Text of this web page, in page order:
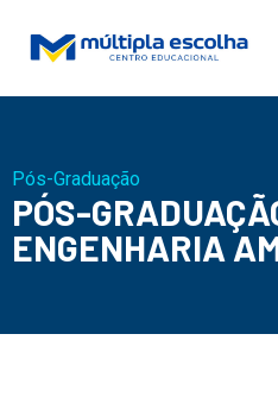
Pós-Graduação
PÓS-
ENGENHARIA